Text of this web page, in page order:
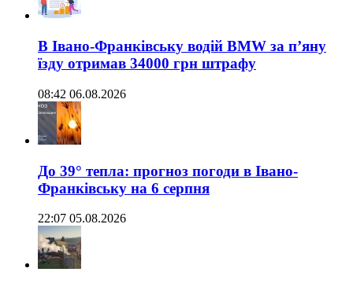
В Івано-Франківську водій BMW за п’яну
їзду отримав 34000 грн штрафу
08:42 06.08.2026
До 39° тепла: прогноз погоди в Івано-
Франківську на 6 серпня
22:07 05.08.2026